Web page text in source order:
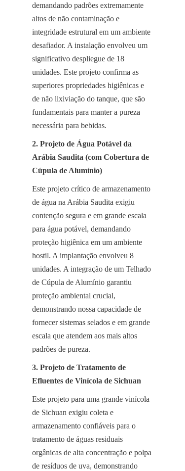
demandando padrões extremamente
altos de não contaminação e
integridade estrutural em um ambiente
desafiador. A instalação envolveu um
significativo despliegue de 18
unidades. Este projeto confirma as
superiores propriedades higiênicas e
de não lixiviação do tanque, que são
fundamentais para manter a pureza
necessária para bebidas.
2. Projeto de Água Potável da
Arábia Saudita (com Cobertura de
Cúpula de Alumínio)
Este projeto crítico de armazenamento
de água na Arábia Saudita exigiu
contenção segura e em grande escala
para água potável, demandando
proteção higiênica em um ambiente
hostil. A implantação envolveu 8
unidades. A integração de um Telhado
de Cúpula de Alumínio garantiu
proteção ambiental crucial,
demonstrando nossa capacidade de
fornecer sistemas selados e em grande
escala que atendem aos mais altos
padrões de pureza.
3. Projeto de Tratamento de
Efluentes de Vinícola de Sichuan
Este projeto para uma grande vinícola
de Sichuan exigiu coleta e
armazenamento confiáveis para o
tratamento de águas residuais
orgânicas de alta concentração e polpa
de resíduos de uva, demonstrando